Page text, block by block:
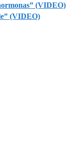
(VIDEO)
(VIDEO)